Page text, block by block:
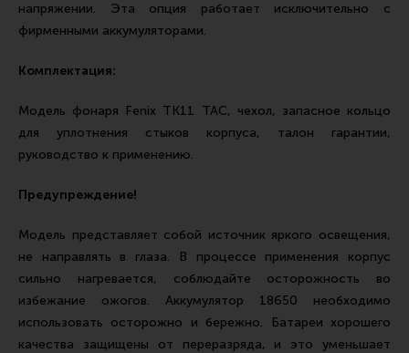
напряжении. Эта опция работает исключительно с
фирменными аккумуляторами.
Комплектация:
Модель фонаря Fenix TK11 TAC, чехол, запасное кольцо
для уплотнения стыков корпуса, талон гарантии,
руководство к применению.
Предупреждение!
Модель представляет собой источник яркого освещения,
не направлять в глаза. В процессе применения корпус
сильно нагревается, соблюдайте осторожность во
избежание ожогов. Аккумулятор 18650 необходимо
использовать осторожно и бережно. Батареи хорошего
качества защищены от переразряда, и это уменьшает